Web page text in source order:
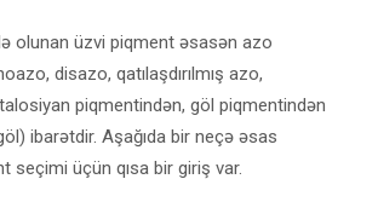
olunan üzvi piqment əsasən azo
disazo, qatılaşdırılmış azo,
piqmentindən, göl piqmentindən
ibarətdir. Aşağıda bir neçə əsas
seçimi üçün qısa bir giriş var.